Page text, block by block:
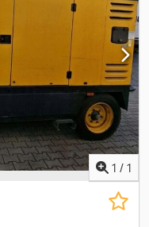
1 / 1